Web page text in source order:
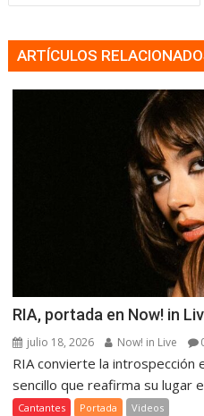
ARTÍCULOS
RIA, portada en Now! in
julio 18, 2026 Now! in Live
RIA convierte la introspección
sencillo que reafirma su lugar
Cantantes Portada Videos